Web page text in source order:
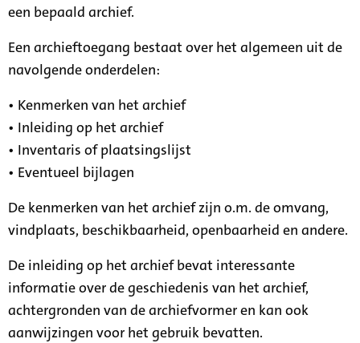
een bepaald archief.
Een archieftoegang bestaat over het algemeen uit de
navolgende onderdelen:
• Kenmerken van het archief
• Inleiding op het archief
• Inventaris of plaatsingslijst
• Eventueel bijlagen
De kenmerken van het archief zijn o.m. de omvang,
vindplaats, beschikbaarheid, openbaarheid en andere.
De inleiding op het archief bevat interessante
informatie over de geschiedenis van het archief,
achtergronden van de archiefvormer en kan ook
aanwijzingen voor het gebruik bevatten.